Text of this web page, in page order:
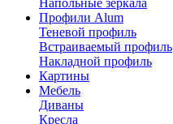
Напольные зеркала
Профили Alum
Теневой профиль
Встраиваемый профиль
Накладной профиль
Картины
Мебель
Диваны
Кресла